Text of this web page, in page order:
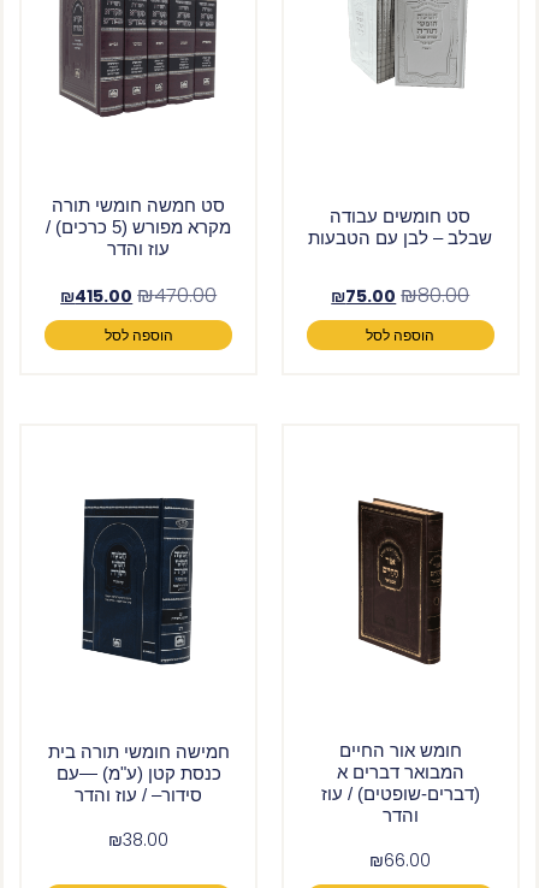
סט חומשים עבודה
שבלב – לבן עם הטבעות
₪80.00
₪75.00
הוספה לסל
סט חמשה חומשי תורה
מקרא מפורש (5 כרכים) /
עוז והדר
₪470.00
₪415.00
הוספה לסל
חומש אור החיים
המבואר דברים א
(דברים-שופטים) / עוז
והדר
₪66.00
חמישה חומשי תורה בית
כנסת קטן (ע"מ) —עם
סידור– / עוז והדר
₪38.00